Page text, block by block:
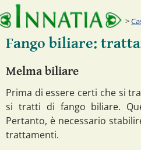
Fango biliare:
Melma biliare
Prima di essere certi che si
si tratti di fango biliare.
Pertanto, è necessario
trattamenti.